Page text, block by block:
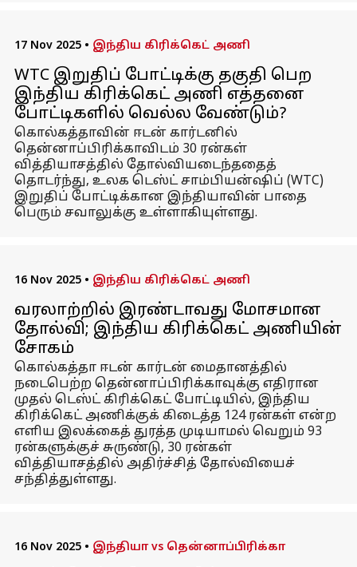
17 Nov 2025 • இந்திய கிரிக்கெட் அணி
WTC இறுதிப் போட்டிக்கு தகுதி பெற
இந்திய கிரிக்கெட் அணி எத்தனை
போட்டிகளில் வெல்ல வேண்டும்?
கொல்கத்தாவின் ஈடன் கார்டனில்
தென்னாப்பிரிக்காவிடம் 30 ரன்கள்
வித்தியாசத்தில் தோல்வியடைந்ததைத்
தொடர்ந்து, உலக டெஸ்ட் சாம்பியன்ஷிப் (WTC)
இறுதிப் போட்டிக்கான இந்தியாவின் பாதை
பெரும் சவாலுக்கு உள்ளாகியுள்ளது.
16 Nov 2025 • இந்திய கிரிக்கெட் அணி
வரலாற்றில் இரண்டாவது மோசமான
தோல்வி; இந்திய கிரிக்கெட் அணியின்
சோகம்
கொல்கத்தா ஈடன் கார்டன் மைதானத்தில்
நடைபெற்ற தென்னாப்பிரிக்காவுக்கு எதிரான
முதல் டெஸ்ட் கிரிக்கெட் போட்டியில், இந்திய
கிரிக்கெட் அணிக்குக் கிடைத்த 124 ரன்கள் என்ற
எளிய இலக்கைத் துரத்த முடியாமல் வெறும் 93
ரன்களுக்குச் சுருண்டு, 30 ரன்கள்
வித்தியாசத்தில் அதிர்ச்சித் தோல்வியைச்
சந்தித்துள்ளது.
16 Nov 2025 • இந்தியா vs தென்னாப்பிரிக்கா